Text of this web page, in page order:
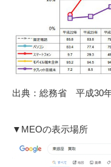
出典：総務省 平成30
▼MEOの表示場所